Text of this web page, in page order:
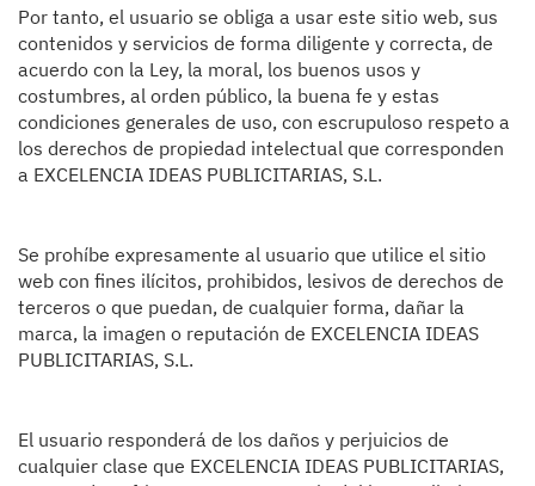
Por tanto, el usuario se obliga a usar este sitio web, sus
contenidos y servicios de forma diligente y correcta, de
acuerdo con la Ley, la moral, los buenos usos y
costumbres, al orden público, la buena fe y estas
condiciones generales de uso, con escrupuloso respeto a
los derechos de propiedad intelectual que corresponden
a EXCELENCIA IDEAS PUBLICITARIAS, S.L.
Se prohíbe expresamente al usuario que utilice el sitio
web con fines ilícitos, prohibidos, lesivos de derechos de
terceros o que puedan, de cualquier forma, dañar la
marca, la imagen o reputación de EXCELENCIA IDEAS
PUBLICITARIAS, S.L.
El usuario responderá de los daños y perjuicios de
cualquier clase que EXCELENCIA IDEAS PUBLICITARIAS,